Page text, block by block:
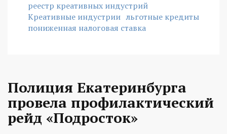
реестр креативных индустрий
Креативные индустрии льготные кредиты
пониженная налоговая ставка
Полиция Екатеринбурга
провела профилактический
рейд «Подросток»